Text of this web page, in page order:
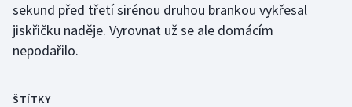
Veslování
Vodní slalom
sekund před třetí sirénou druhou brankou vykřesal
jiskřičku naděje. Vyrovnat už se ale domácím
nepodařilo.
ŠTÍTKY